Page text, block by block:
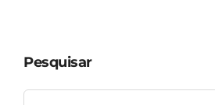
Contato
Pesquisar